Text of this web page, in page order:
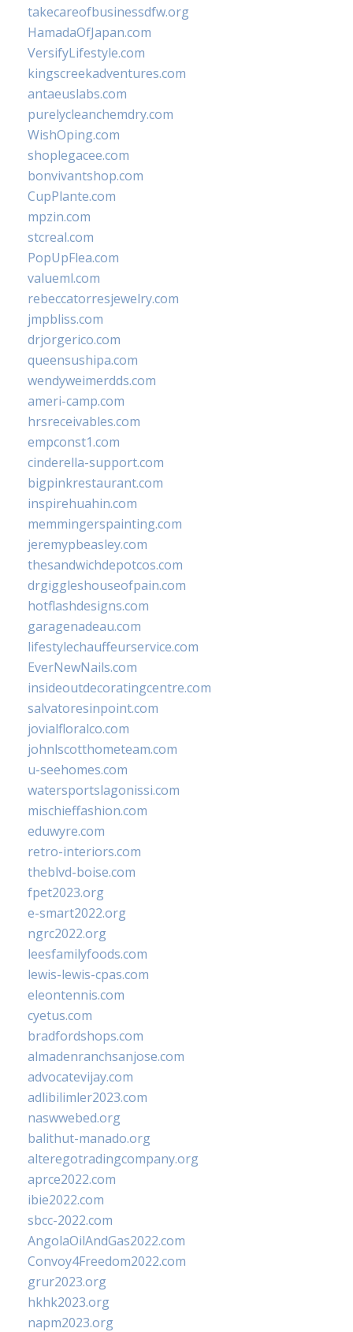
takecareofbusinessdfw.org
HamadaOfJapan.com
VersifyLifestyle.com
kingscreekadventures.com
antaeuslabs.com
purelycleanchemdry.com
WishOping.com
shoplegacee.com
bonvivantshop.com
CupPlante.com
mpzin.com
stcreal.com
PopUpFlea.com
valueml.com
rebeccatorresjewelry.com
jmpbliss.com
drjorgerico.com
queensushipa.com
wendyweimerdds.com
ameri-camp.com
hrsreceivables.com
empconst1.com
cinderella-support.com
bigpinkrestaurant.com
inspirehuahin.com
memmingerspainting.com
jeremypbeasley.com
thesandwichdepotcos.com
drgiggleshouseofpain.com
hotflashdesigns.com
garagenadeau.com
lifestylechauffeurservice.com
EverNewNails.com
insideoutdecoratingcentre.com
salvatoresinpoint.com
jovialfloralco.com
johnlscotthometeam.com
u-seehomes.com
watersportslagonissi.com
mischieffashion.com
eduwyre.com
retro-interiors.com
theblvd-boise.com
fpet2023.org
e-smart2022.org
ngrc2022.org
leesfamilyfoods.com
lewis-lewis-cpas.com
eleontennis.com
cyetus.com
bradfordshops.com
almadenranchsanjose.com
advocatevijay.com
adlibilimler2023.com
naswwebed.org
balithut-manado.org
alteregotradingcompany.org
aprce2022.com
ibie2022.com
sbcc-2022.com
AngolaOilAndGas2022.com
Convoy4Freedom2022.com
grur2023.org
hkhk2023.org
napm2023.org